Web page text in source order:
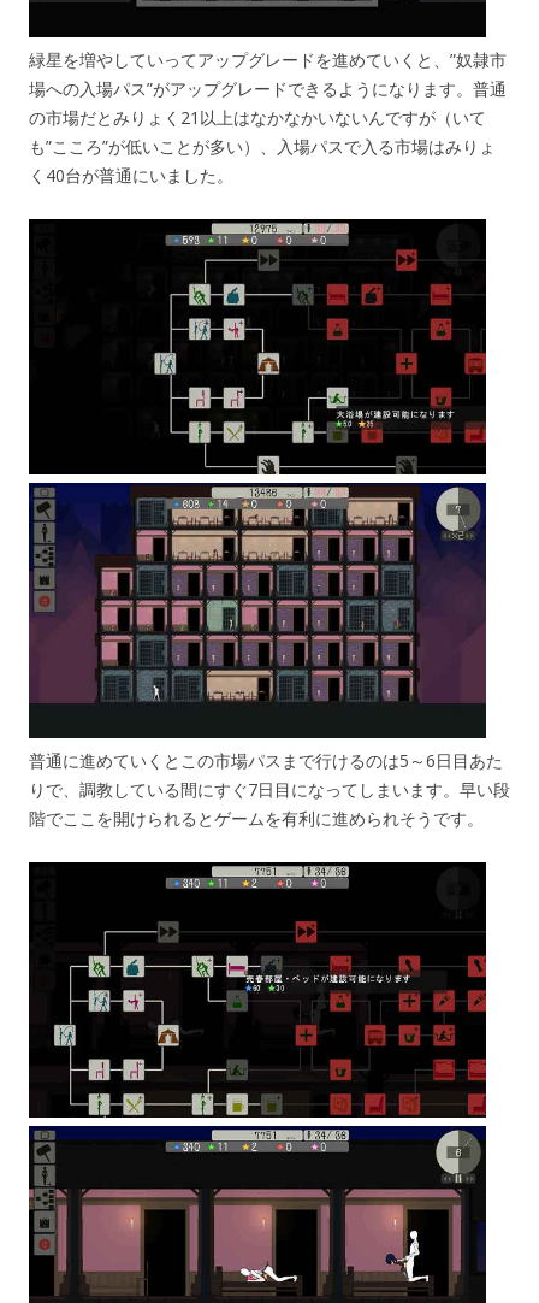
緑星を増やしていってアップグレードを進めていくと、”奴隷市
場への入場パス”がアップグレードできるようになります。普通
の市場だとみりょく21以上はなかなかいないんですが（いて
も”こころ”が低いことが多い）、入場パスで入る市場はみりょ
く40台が普通にいました。
普通に進めていくとこの市場パスまで行けるのは5～6日目あた
りで、調教している間にすぐ7日目になってしまいます。早い段
階でここを開けられるとゲームを有利に進められそうです。